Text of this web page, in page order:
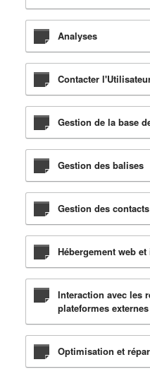
Analyses
Contacter
Gestion de la base
Gestion des balises
Gestion des
Hébergement web
Interaction avec les
plateformes externes
Optimisation et